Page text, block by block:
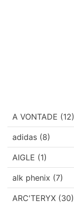
A VONTADE (12)
adidas (8)
AIGLE (1)
alk phenix (7)
ARC'TERYX (30)